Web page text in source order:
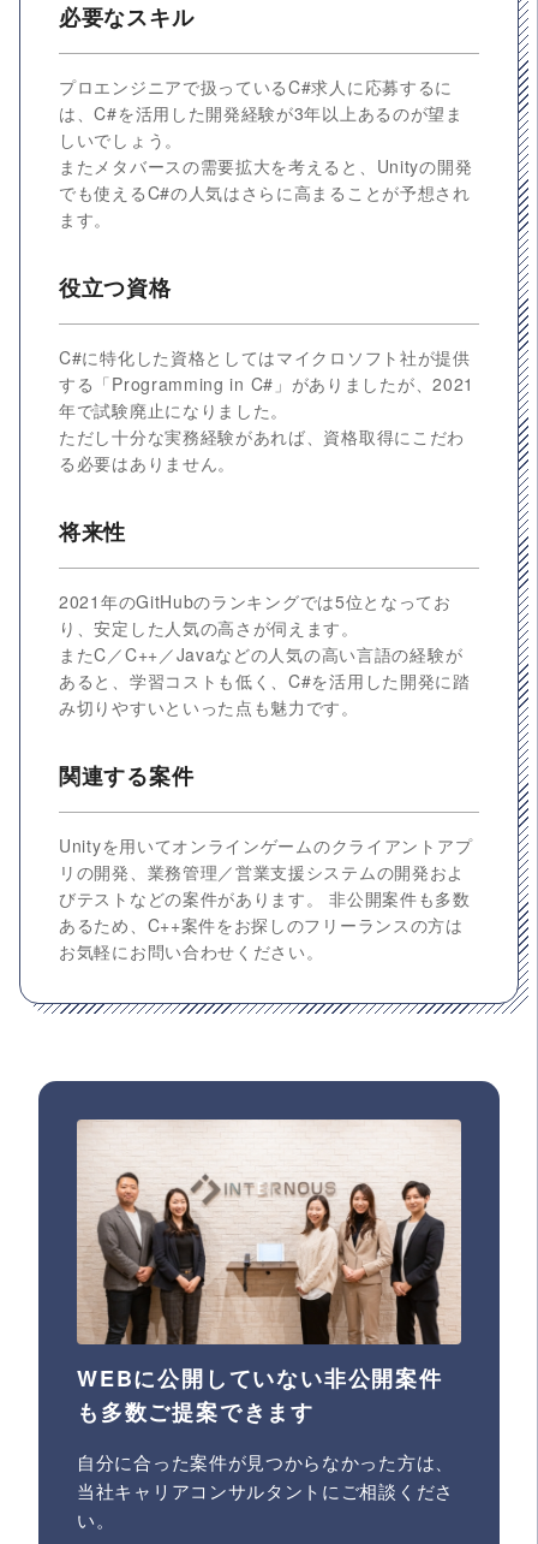
必要なスキル
プロエンジニアで扱っているC#求人に応募するに
は、C#を活用した開発経験が3年以上あるのが望ま
しいでしょう。
またメタバースの需要拡大を考えると、Unityの開発
でも使えるC#の人気はさらに高まることが予想され
ます。
役立つ資格
C#に特化した資格としてはマイクロソフト社が提供
する「Programming in C#」がありましたが、2021
年で試験廃止になりました。
ただし十分な実務経験があれば、資格取得にこだわ
る必要はありません。
将来性
2021年のGitHubのランキングでは5位となってお
り、安定した人気の高さが伺えます。
またC／C++／Javaなどの人気の高い言語の経験が
あると、学習コストも低く、C#を活用した開発に踏
み切りやすいといった点も魅力です。
関連する案件
Unityを用いてオンラインゲームのクライアントアプ
リの開発、業務管理／営業支援システムの開発およ
びテストなどの案件があります。 非公開案件も多数
あるため、C++案件をお探しのフリーランスの方は
お気軽にお問い合わせください。
WEBに公開していない非公開案件
も多数ご提案できます
自分に合った案件が見つからなかった方は、
当社キャリアコンサルタントにご相談くださ
い。